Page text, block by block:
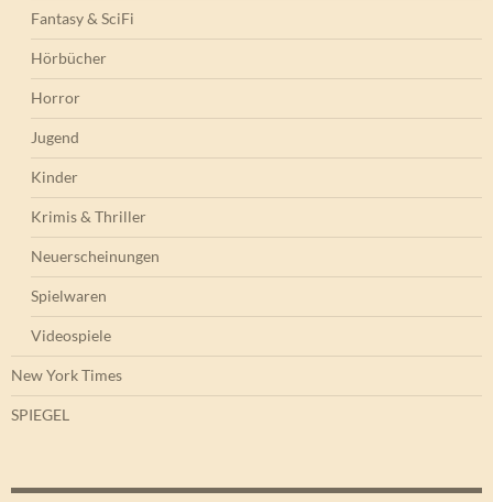
Fantasy & SciFi
Hörbücher
Horror
Jugend
Kinder
Krimis & Thriller
Neuerscheinungen
Spielwaren
Videospiele
New York Times
SPIEGEL